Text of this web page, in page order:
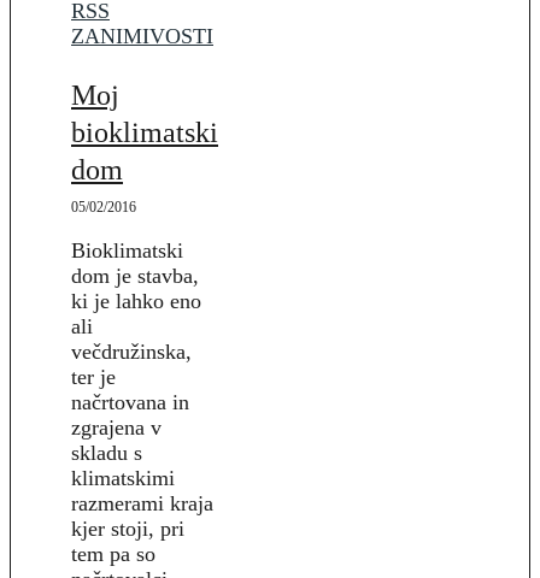
RSS
ZANIMIVOSTI
Moj
bioklimatski
dom
05/02/2016
Bioklimatski
dom je stavba,
ki je lahko eno
ali
večdružinska,
ter je
načrtovana in
zgrajena v
skladu s
klimatskimi
razmerami kraja
kjer stoji, pri
tem pa so